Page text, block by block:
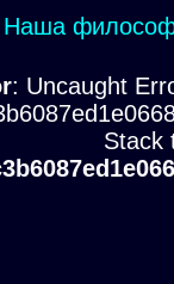
Наша
: Uncaught
Stack